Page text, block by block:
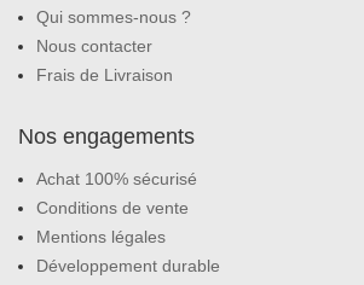
Qui sommes-nous ?
Nous contacter
Frais de Livraison
Nos engagements
Achat 100% sécurisé
Conditions de vente
Mentions légales
Développement durable